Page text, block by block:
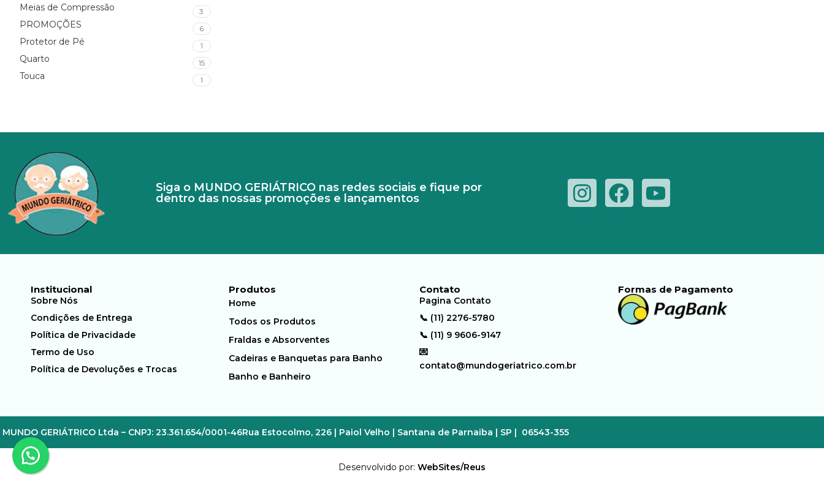
Meias de Compressão 3
PROMOÇÕES 6
Protetor de Pé 1
Quarto 15
Touca 1
Siga o MUNDO GERIÁTRICO nas redes sociais e fique por
dentro das nossas promoções e lançamentos
Institucional
Sobre Nós
Condições de Entrega
Política de Privacidade
Termo de Uso
Política de Devoluções e Trocas
Produtos
Home
Todos os Produtos
Fraldas e Absorventes
Cadeiras e Banquetas para Banho
Banho e Banheiro
Contato
Pagina Contato
📞 (11) 2276-5780
📞 (11) 9 9606-9147
💌
contato@mundogeriatrico.com.br
Formas de Pagamento
MUNDO GERIÁTRICO Ltda – CNPJ: 23.361.654/0001-46Rua Estocolmo, 226 | Paiol Velho | Santana de Parnaiba | SP | 06543-355
Desenvolvido por: WebSites/Reus